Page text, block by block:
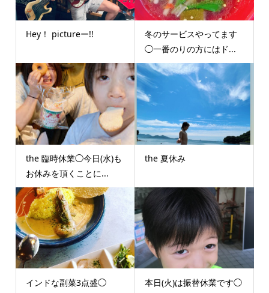
Hey！ pictureー!!
冬のサービスやってます
◯一番のりの方にはド...
the 臨時休業◯今日(水)も
お休みを頂くことに...
the 夏休み
インドな副菜3点盛◯ 本日(火)は振替休業です◯